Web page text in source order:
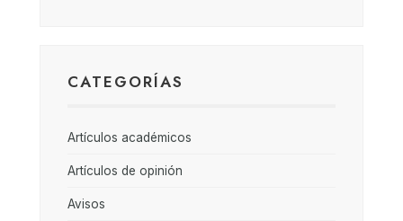
CATEGORÍAS
Artículos académicos
Artículos de opinión
Avisos